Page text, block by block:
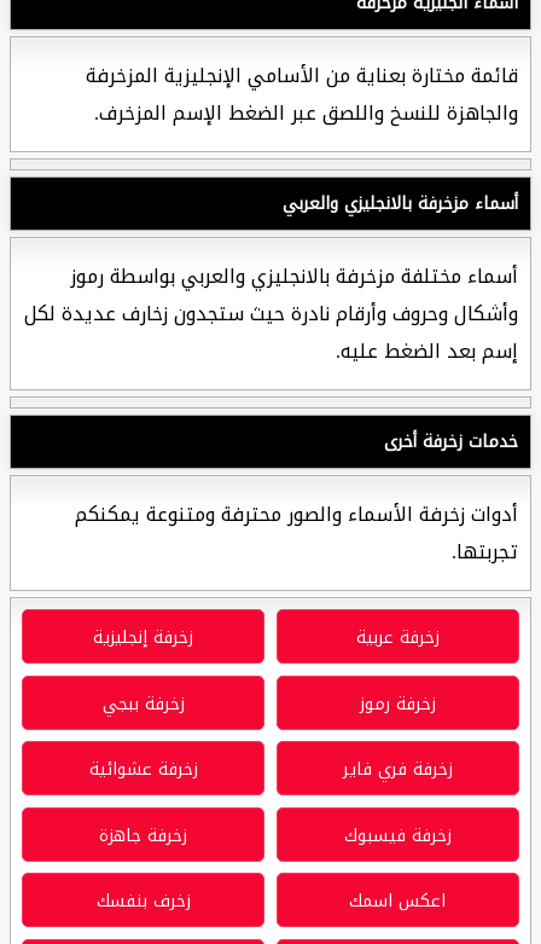
قائمة مختارة بعناية من الأسامي الإنجليزية المزخرفة
والجاهزة للنسخ واللصق عبر الضغط الإسم المزخرف.
أسماء مزخرفة بالانجليزي والعربي
أسماء مختلفة مزخرفة بالانجليزي والعربي بواسطة رموز
وأشكال وحروف وأرقام نادرة حيث ستجدون زخارف عديدة لكل
إسم بعد الضغط عليه.
خدمات زخرفة أخرى
أدوات زخرفة الأسماء والصور محترفة ومتنوعة يمكنكم
تجربتها.
زخرفة عربية زخرفة إنجليزية
زخرفة رموز زخرفة ببجي
زخرفة فري فاير زخرفة عشوائية
زخرفة فيسبوك زخرفة جاهزة
اعكس اسمك زخرف بنفسك